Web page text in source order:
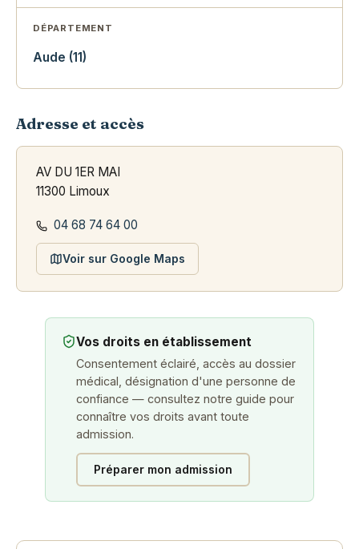
DÉPARTEMENT
Aude (11)
Adresse et accès
AV DU 1ER MAI
11300 Limoux
04 68 74 64 00
Voir sur Google Maps
Vos droits en établissement
Consentement éclairé, accès au dossier
médical, désignation d'une personne de
confiance — consultez notre guide pour
connaître vos droits avant toute
admission.
Préparer mon admission